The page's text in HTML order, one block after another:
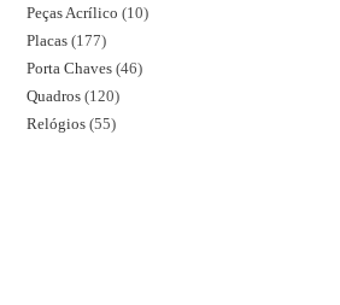
Peças Acrílico 10
Placas 177
Porta Chaves 46
Quadros 120
Relógios 55